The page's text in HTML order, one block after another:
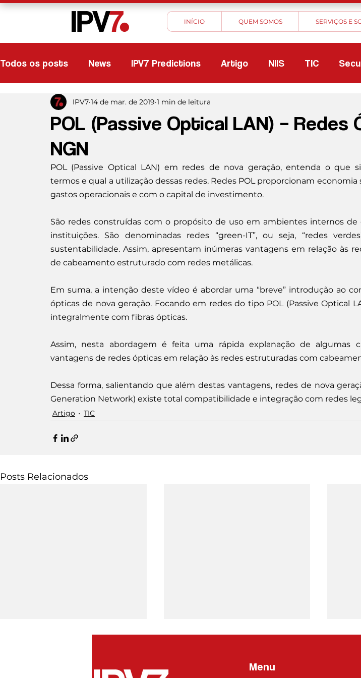
INÍCIO QUEM SOMOS SERVIÇOS E
Todos os posts News IPV7 Predictions Artigo NIIS TIC
POL (Passive Optical LAN) – Redes
NGN
IPV7 14 de mar. de 2019 1 min de leitura
POL (Passive Optical LAN) em redes de nova geração, entenda o que
termos e qual a utilização dessas redes. Redes POL proporcionam
gastos operacionais e com o capital de investimento.
São redes construídas com o propósito de uso em ambientes internos de
instituições. São denominadas redes “green-IT”, ou seja, “redes
sustentabilidade. Assim, apresentam inúmeras vantagens em relação às
de cabeamento estruturado com redes metálicas.
Em suma, a intenção deste vídeo é abordar uma “breve” introdução ao
ópticas de nova geração. Focando em redes do tipo POL (Passive Optical
integralmente com fibras ópticas.
Assim, nesta abordagem é feita uma rápida explanação de algumas
vantagens de redes ópticas em relação às redes estruturadas com
Dessa forma, salientando que além destas vantagens, redes de nova
Generation Network) existe total compatibilidade e integração com redes
Artigo TIC
Posts Relacionados
Menu